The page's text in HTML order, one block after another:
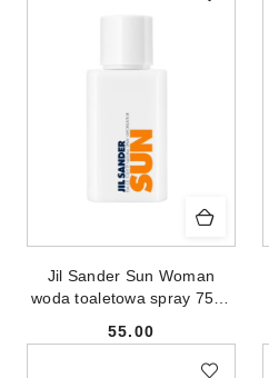
Jil Sander Sun Woman
woda toaletowa spray 75ml
Cena:
55.00